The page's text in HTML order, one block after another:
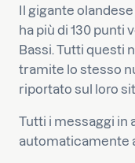
Il gigante
ha più di 130 punti
Bassi. Tutti questi
tramite lo stesso
riportato sul loro
Tutti i messaggi in
automaticamente